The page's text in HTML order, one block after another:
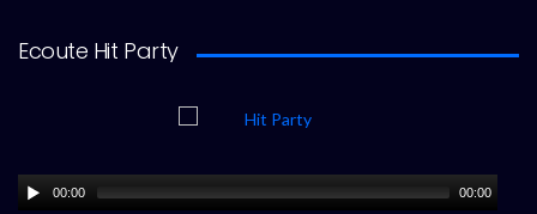
Ecoute Hit Party
00:00 00:00